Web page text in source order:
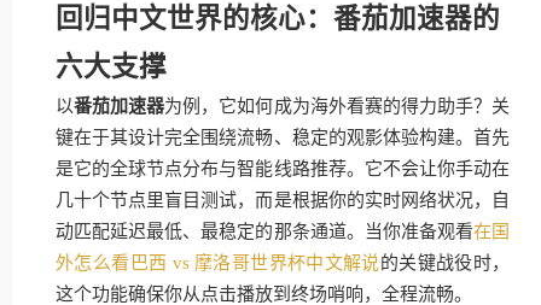
回归中文世界的核心：番茄加速器的
六大支撑
以番茄加速器为例，它如何成为海外看赛的得力助手？关
键在于其设计完全围绕流畅、稳定的观影体验构建。首先
是它的全球节点分布与智能线路推荐。它不会让你手动在
几十个节点里盲目测试，而是根据你的实时网络状况，自
动匹配延迟最低、最稳定的那条通道。当你准备观看在国
外怎么看巴西 vs 摩洛哥世界杯中文解说的关键战役时，
这个功能确保你从点击播放到终场哨响，全程流畅。